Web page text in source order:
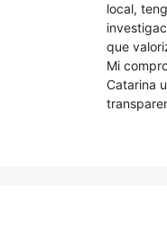
local,
que
Mi
Catarina